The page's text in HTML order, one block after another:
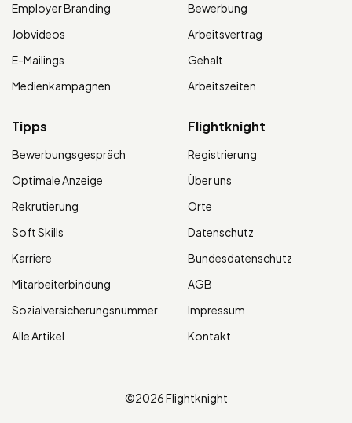
Employer Branding
Jobvideos
E-Mailings
Medienkampagnen
Bewerbung
Arbeitsvertrag
Gehalt
Arbeitszeiten
Tipps
Bewerbungsgespräch
Optimale Anzeige
Rekrutierung
Soft Skills
Karriere
Mitarbeiterbindung
Sozialversicherungsnummer
Alle Artikel
Flightknight
Registrierung
Über uns
Orte
Datenschutz
Bundesdatenschutz
AGB
Impressum
Kontakt
©2026 Flightknight